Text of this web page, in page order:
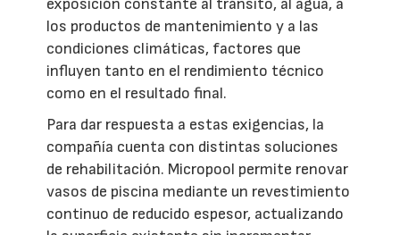
exposición constante al tránsito, al agua, a
los productos de mantenimiento y a las
condiciones climáticas, factores que
influyen tanto en el rendimiento técnico
como en el resultado final.
Para dar respuesta a estas exigencias, la
compañía cuenta con distintas soluciones
de rehabilitación. Micropool permite renovar
vasos de piscina mediante un revestimiento
continuo de reducido espesor, actualizando